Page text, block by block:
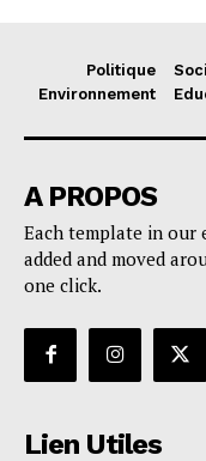
Politique
Environnement
A PROPOS
Each template in our
added and moved
one click.
Lien Utiles